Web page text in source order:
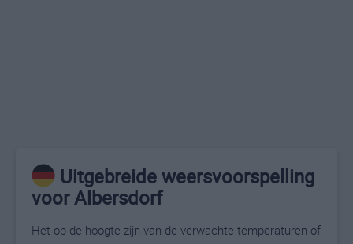
Uitgebreide weersvoorspelling
voor Albersdorf
Het op de hoogte zijn van de verwachte temperaturen of